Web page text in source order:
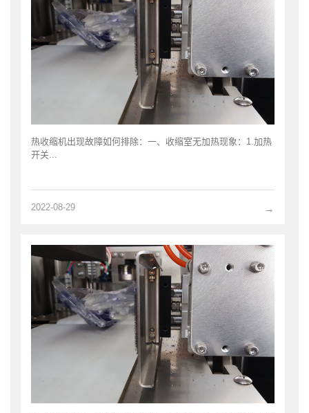
热收缩机出现故障如何排除：一、收缩室无加热现象：1.加热
开关...
→
2022-08-29